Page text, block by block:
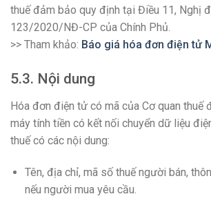
thuế đảm bảo quy định tại Điều 11, Nghị
123/2020/NĐ-CP của Chính Phủ.
>> Tham khảo: Báo giá hóa đơn điện tử
5.3. Nội dung
Hóa đơn điện tử có mã của Cơ quan
máy tính tiền có kết nối chuyển dữ liệu
thuế có các nội dung:
Tên, địa chỉ, mã số thuế người bán,
nếu người mua yêu cầu.